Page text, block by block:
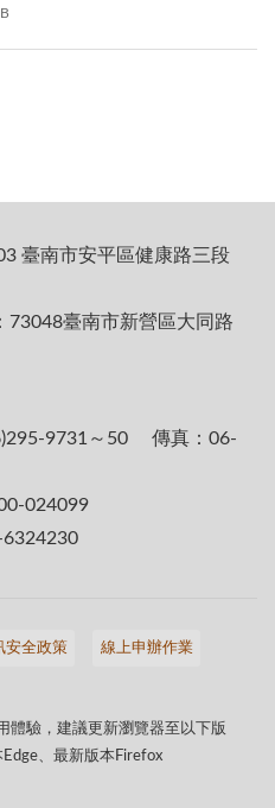
臺南市安平區健康路三段
73048臺南市新營區大同路
9731～50 傳真：06-
024099
安全政策 線上申辦作業
體驗，建議更新瀏覽器至以下版
、最新版本Firefox